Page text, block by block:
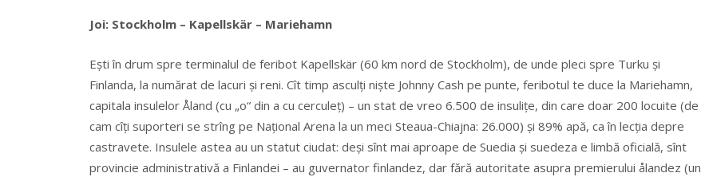
Joi: Stockholm – Kapellskär – Mariehamn
Eşti în drum spre terminalul de feribot Kapellskär (60 km nord de Stockholm), de unde pleci spre Turku și
Finlanda, la numărat de lacuri şi reni. Cît timp asculţi niște Johnny Cash pe punte, feribotul te duce la Mariehamn,
capitala insulelor Åland (cu „o“ din a cu cerculeţ) – un stat de vreo 6.500 de insuliţe, din care doar 200 locuite (de
cam cîţi suporteri se strîng pe Național Arena la un meci Steaua-Chiajna: 26.000) şi 89% apă, ca în lecţia depre
castravete. Insulele astea au un statut ciudat: deşi sînt mai aproape de Suedia şi suedeza e limbă oficială, sînt
provincie administrativă a Finlandei – au guvernator finlandez, dar fără autoritate asupra premierului ålandez (un